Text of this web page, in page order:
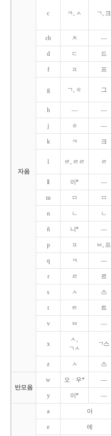
자음
c ㅋ, ㅅ ㄱ, 크
ch ㅊ ―
d ㄷ 드
f ㅍ 프
g ㄱ, ㅎ 그
h ― ―
j ㅎ ―
k ㅋ 크
l ㄹ, ㄹㄹ ㄹ
ll 이* ―
m ㅁ ㅁ
n ㄴ ㄴ
ñ 니* ―
p ㅍ ㅂ, 프
q ㅋ ―
r ㄹ 르
s ㅅ 스
t ㅌ 트
v ㅂ ―
x
ㅅ,
ㄱㅅ
ㄱ스
z ㅅ 스
반모음
w 오ㆍ우* ―
y 이* ―
a 아
e 에